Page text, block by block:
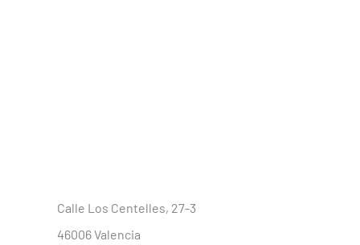
Calle Los Centelles, 27-3
46006 Valencia